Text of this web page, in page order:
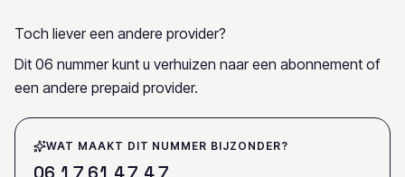
Toch liever een andere provider?
Dit 06 nummer kunt u verhuizen naar een abonnement of
een andere prepaid provider.
WAT MAAKT DIT NUMMER BIJZONDER?
06 17 61 47 47